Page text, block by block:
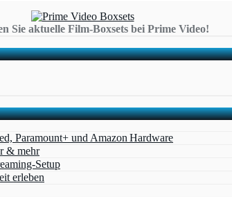
Sie aktuelle Film-Boxsets bei Prime Video!
Paramount+ und Amazon Hardware
& mehr
Setup
erleben